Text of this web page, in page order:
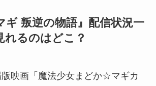
ギ 叛逆の物語』配信状況一
れるのはどこ？
映画「魔法少女まどか☆マギカ